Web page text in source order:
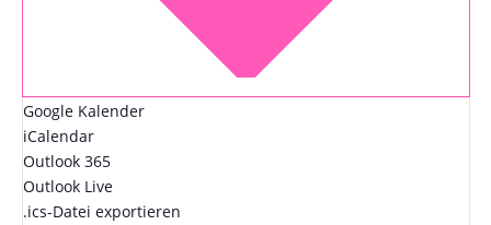
Google Kalender
iCalendar
Outlook 365
Outlook Live
.ics-Datei exportieren